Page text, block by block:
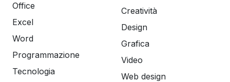
Office
Excel
Word
Programmazione
Tecnologia
Creatività
Design
Grafica
Video
Web design